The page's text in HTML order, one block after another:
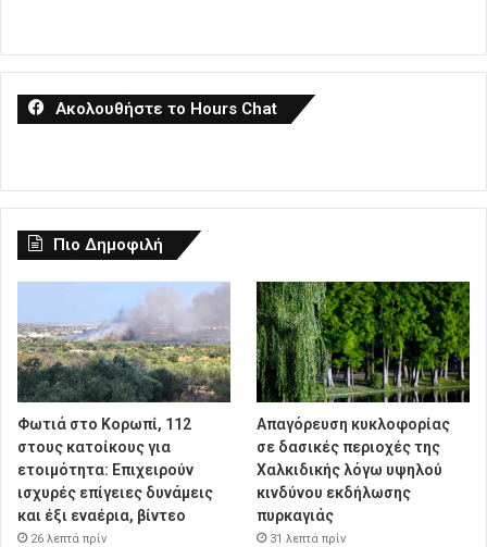
Ακολουθήστε το Hours Chat
Πιο Δημοφιλή
Φωτιά στο Κορωπί, 112
στους κατοίκους για
ετοιμότητα: Επιχειρούν
ισχυρές επίγειες δυνάμεις
και έξι εναέρια, βίντεο
26 λεπτά πρίν
Απαγόρευση κυκλοφορίας
σε δασικές περιοχές της
Χαλκιδικής λόγω υψηλού
κινδύνου εκδήλωσης
πυρκαγιάς
31 λεπτά πρίν